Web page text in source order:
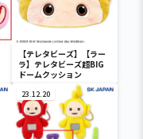
【テレタビーズ】【ラー
ラ】テレタビーズ超BIG
ドームクッション
23.12.20